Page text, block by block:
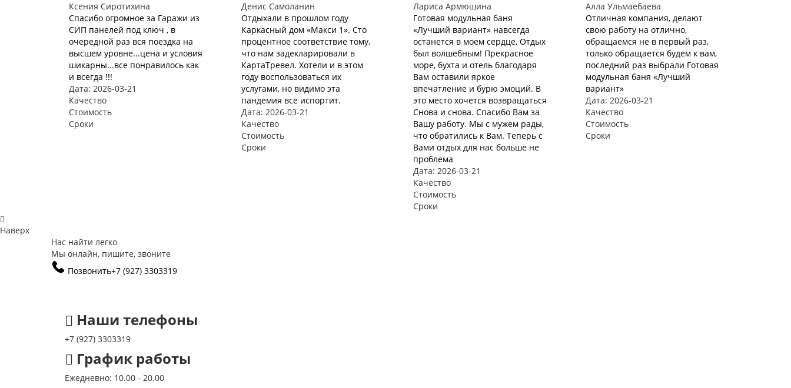
Ксения Сиротихина
Спасибо огромное за Гаражи из
СИП панелей под ключ , в
очередной раз вся поездка на
высшем уровне...цена и условия
шикарны...все понравилось как
и всегда !!!
Дата: 2026-03-21
Качество
Стоимость
Сроки
Денис Самоланин
Отдыхали в прошлом году
Каркасный дом «Макси 1». Сто
процентное соответствие тому,
что нам задекларировали в
КартаТревел. Хотели и в этом
году воспользоваться их
услугами, но видимо эта
пандемия все испортит.
Дата: 2026-03-21
Качество
Стоимость
Сроки
Лариса Армюшина
Готовая модульная баня
«Лучший вариант» навсегда
останется в моем сердце, Отдых
был волшебным! Прекрасное
море, бухта и отель благодаря
Вам оставили яркое
впечатление и бурю эмоций. В
это место хочется возвращаться
Снова и снова. Спасибо Вам за
Вашу работу. Мы с мужем рады,
что обратились к Вам. Теперь с
Вами отдых для нас больше не
проблема
Дата: 2026-03-21
Качество
Стоимость
Сроки
Алла Ульмаебаева
Отличная компания, делают
свою работу на отлично,
обращаемся не в первый раз,
только обращается будем к вам,
последний раз выбрали Готовая
модульная баня «Лучший
вариант»
Дата: 2026-03-21
Качество
Стоимость
Сроки
Наверх
Нас найти легко
Мы онлайн, пишите, звоните
Позвонить+7 (927) 3303319
Наши телефоны
+7 (927) 3303319
График работы
Ежедневно: 10.00 - 20.00